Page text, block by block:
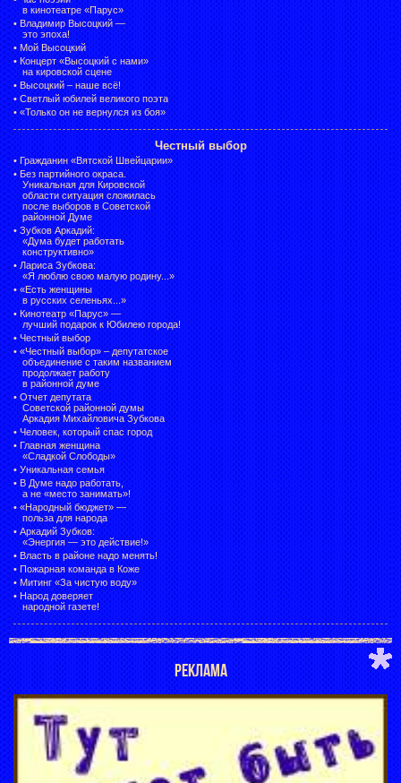
в кинотеатре «Парус»
• Владимир Высоцкий —
это эпоха!
• Мой Высоцкий
• Концерт «Высоцкий с нами»
на кировской сцене
• Высоцкий – наше всё!
• Светлый юбилей великого поэта
• «Только он не вернулся из боя»
Честный выбор
• Гражданин «Вятской Швейцарии»
• Без партийного окраса.
Уникальная для Кировской
области ситуация сложилась
после выборов в Советской
районной Думе
• Зубков Аркадий:
«Дума будет работать
конструктивно»
• Лариса Зубкова:
«Я люблю свою малую родину...»
• «Есть женщины
в русских селеньях...»
• Кинотеатр «Парус» —
лучший подарок к Юбилею города!
• Честный выбор
• «Честный выбор» – депутатское
объединение с таким названием
продолжает работу
в районной думе
• Отчет депутата
Советской районной думы
Аркадия Михайловича Зубкова
• Человек, который спас город
• Главная женщина
«Сладкой Слободы»
• Уникальная семья
• В Думе надо работать,
а не «место занимать»!
• «Народный бюджет» —
польза для народа
• Аркадий Зубков:
«Энергия — это действие!»
• Власть в районе надо менять!
• Пожарная команда в Коже
• Митинг «За чистую воду»
• Народ доверяет
народной газете!
РЕКЛАМА